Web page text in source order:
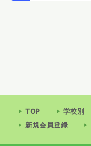
TOP 学校別
新規会員登録